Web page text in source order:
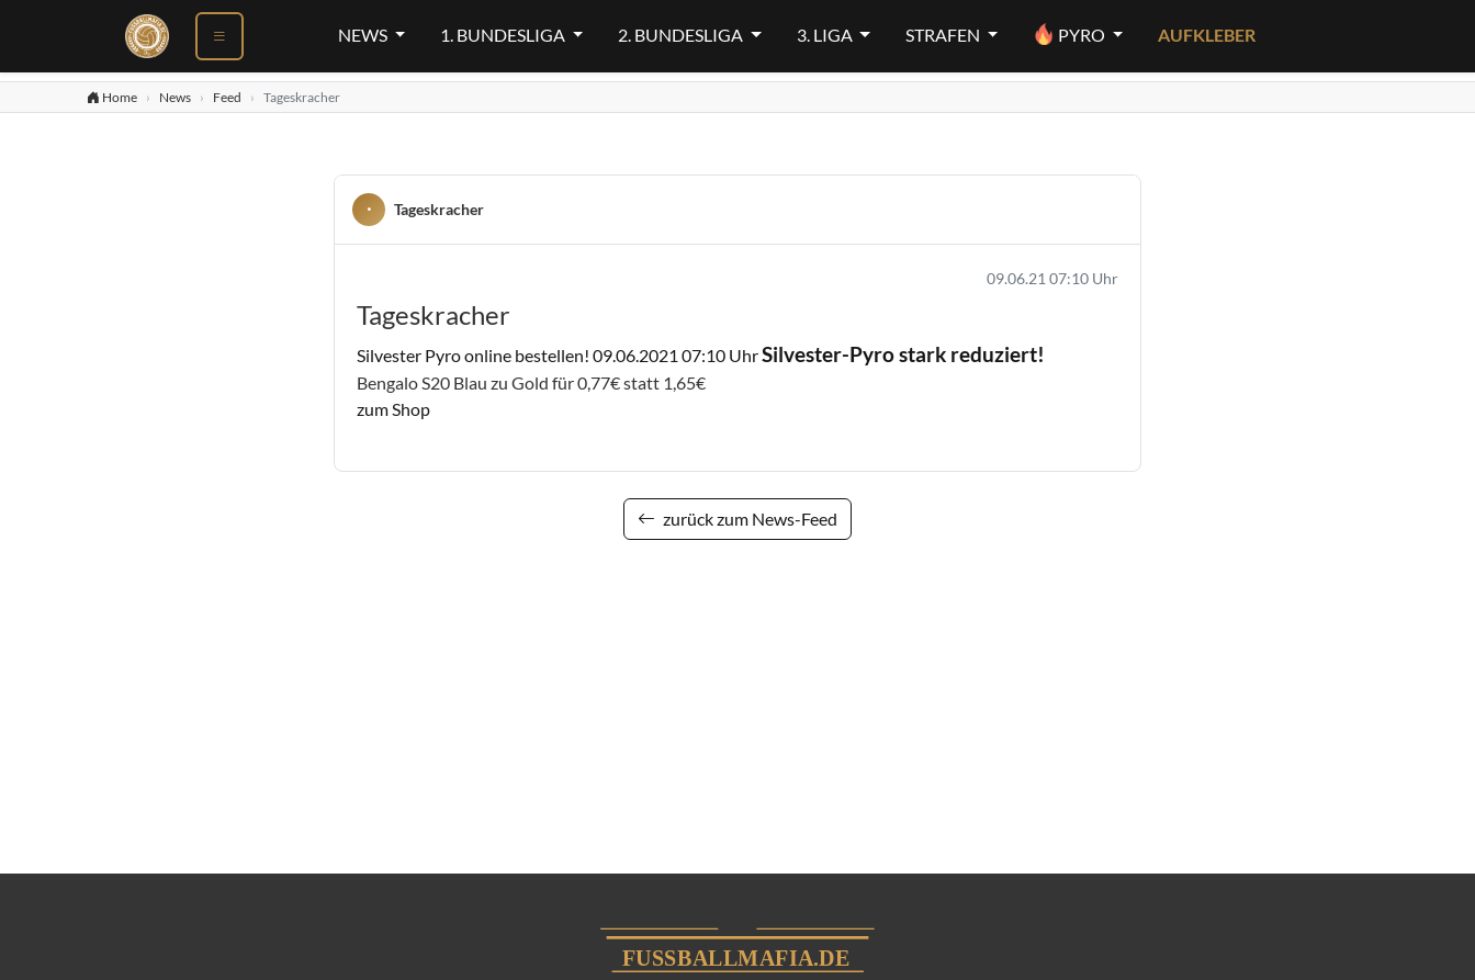
NEWS 1. BUNDESLIGA 2. BUNDESLIGA 3. LIGA STRAFEN PYRO AUFKLEBER
Home News Feed Tageskracher
Tageskracher
09.06.21 07:10 Uhr
Tageskracher
Silvester Pyro online bestellen! 09.06.2021 07:10 UhrSilvester-Pyro stark reduziert!
Bengalo S20 Blau zu Gold für 0,77€ statt 1,65€
zum Shop
zurück zum News-Feed